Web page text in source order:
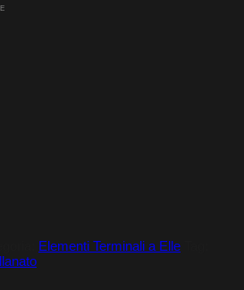
Elementi Terminali a Elle